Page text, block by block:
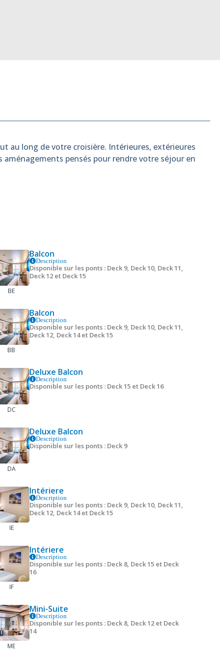
au long de votre croisière. Intérieures, extérieures
aménagements pensés pour rendre votre séjour en
BE
Balcon
Description
Disponible sur les ponts : Deck 9, Deck 10, Deck 11,
Deck 12 et Deck 15
BB
Balcon
Description
Disponible sur les ponts : Deck 9, Deck 10, Deck 11,
Deck 12, Deck 14 et Deck 15
DC
Deluxe Balcon
Description
Disponible sur les ponts : Deck 15 et Deck 16
DA
Deluxe Balcon
Description
Disponible sur les ponts : Deck 9
IE
Intériere
Description
Disponible sur les ponts : Deck 9, Deck 10, Deck 11,
Deck 12, Deck 14 et Deck 15
IF
Intériere
Description
Disponible sur les ponts : Deck 8, Deck 15 et Deck
16
ME
Mini-Suite
Description
Disponible sur les ponts : Deck 8, Deck 12 et Deck
14